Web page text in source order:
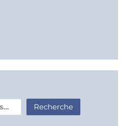
Recherche